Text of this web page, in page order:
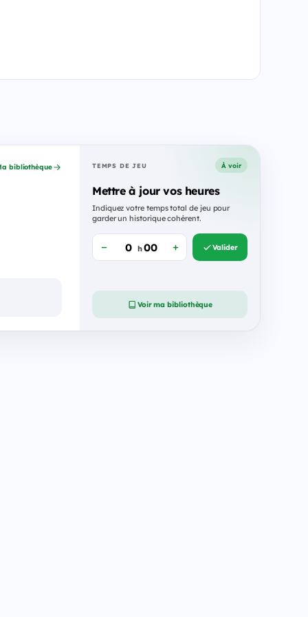
bibliothèque TEMPS DE JEU À voir
Mettre à jour vos heures
Indiquez votre temps total de jeu pour
garder un historique cohérent.
h Valider
Voir ma bibliothèque